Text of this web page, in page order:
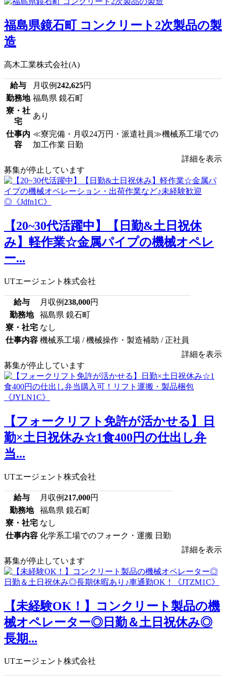
福島県鏡石町 コンクリート2次製品の製
造
高木工業株式会社(A)
給与 月収例242,625円
勤務地 福島県 鏡石町
寮・社
宅
あり
仕事内
容
≪寮完備・月収24万円・派遣社員≫機械系工場での
加工作業 日勤
詳細を表示
募集が停止しています
【20~30代活躍中】【日勤&土日祝休
み】軽作業☆金属パイプの機械オペレ
ー...
UTエージェント株式会社
給与 月収例238,000円
勤務地
福島県 鏡石町
寮・社宅 なし
仕事内容 機械系工場 / 機械操作・製造補助 / 正社員
詳細を表示
募集が停止しています
【フォークリフト免許が活かせる】日
勤×土日祝休み☆1食400円の仕出し弁
当...
UTエージェント株式会社
給与 月収例217,000円
勤務地
福島県 鏡石町
寮・社宅 なし
仕事内容 化学系工場でのフォーク・運搬 日勤
詳細を表示
募集が停止しています
【未経験OK！】コンクリート製品の機
械オペレーター◎日勤＆土日祝休み◎
長期...
UTエージェント株式会社